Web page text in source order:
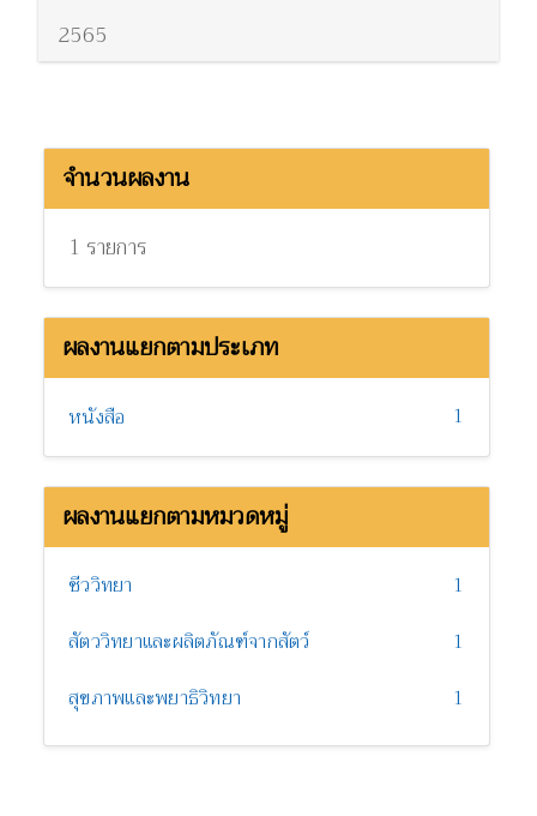
2565
จำนวนผลงาน
1 รายการ
ผลงานแยกตามประเภท
หนังสือ 1
ผลงานแยกตามหมวดหมู่
ชีววิทยา
1
สัตววิทยาและผลิตภัณฑ์จากสัตว์
1
สุขภาพและพยาธิวิทยา
1